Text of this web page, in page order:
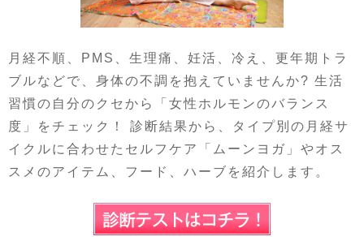
月経不順、PMS、生理痛、妊活、冷え、更年期トラ
ブルなどで、身体の不調を抱えていませんか? 生活
習慣の自分のクセから「女性ホルモンのバランス
度」をチェック！ 診断結果から、タイプ別の月経サ
イクルに合わせたセルフケア「ムーンヨガ」やオス
スメのアイテム、フード、ハーブを紹介します。